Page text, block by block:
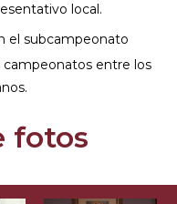
local.
el subcampeonato
entre los
fotos